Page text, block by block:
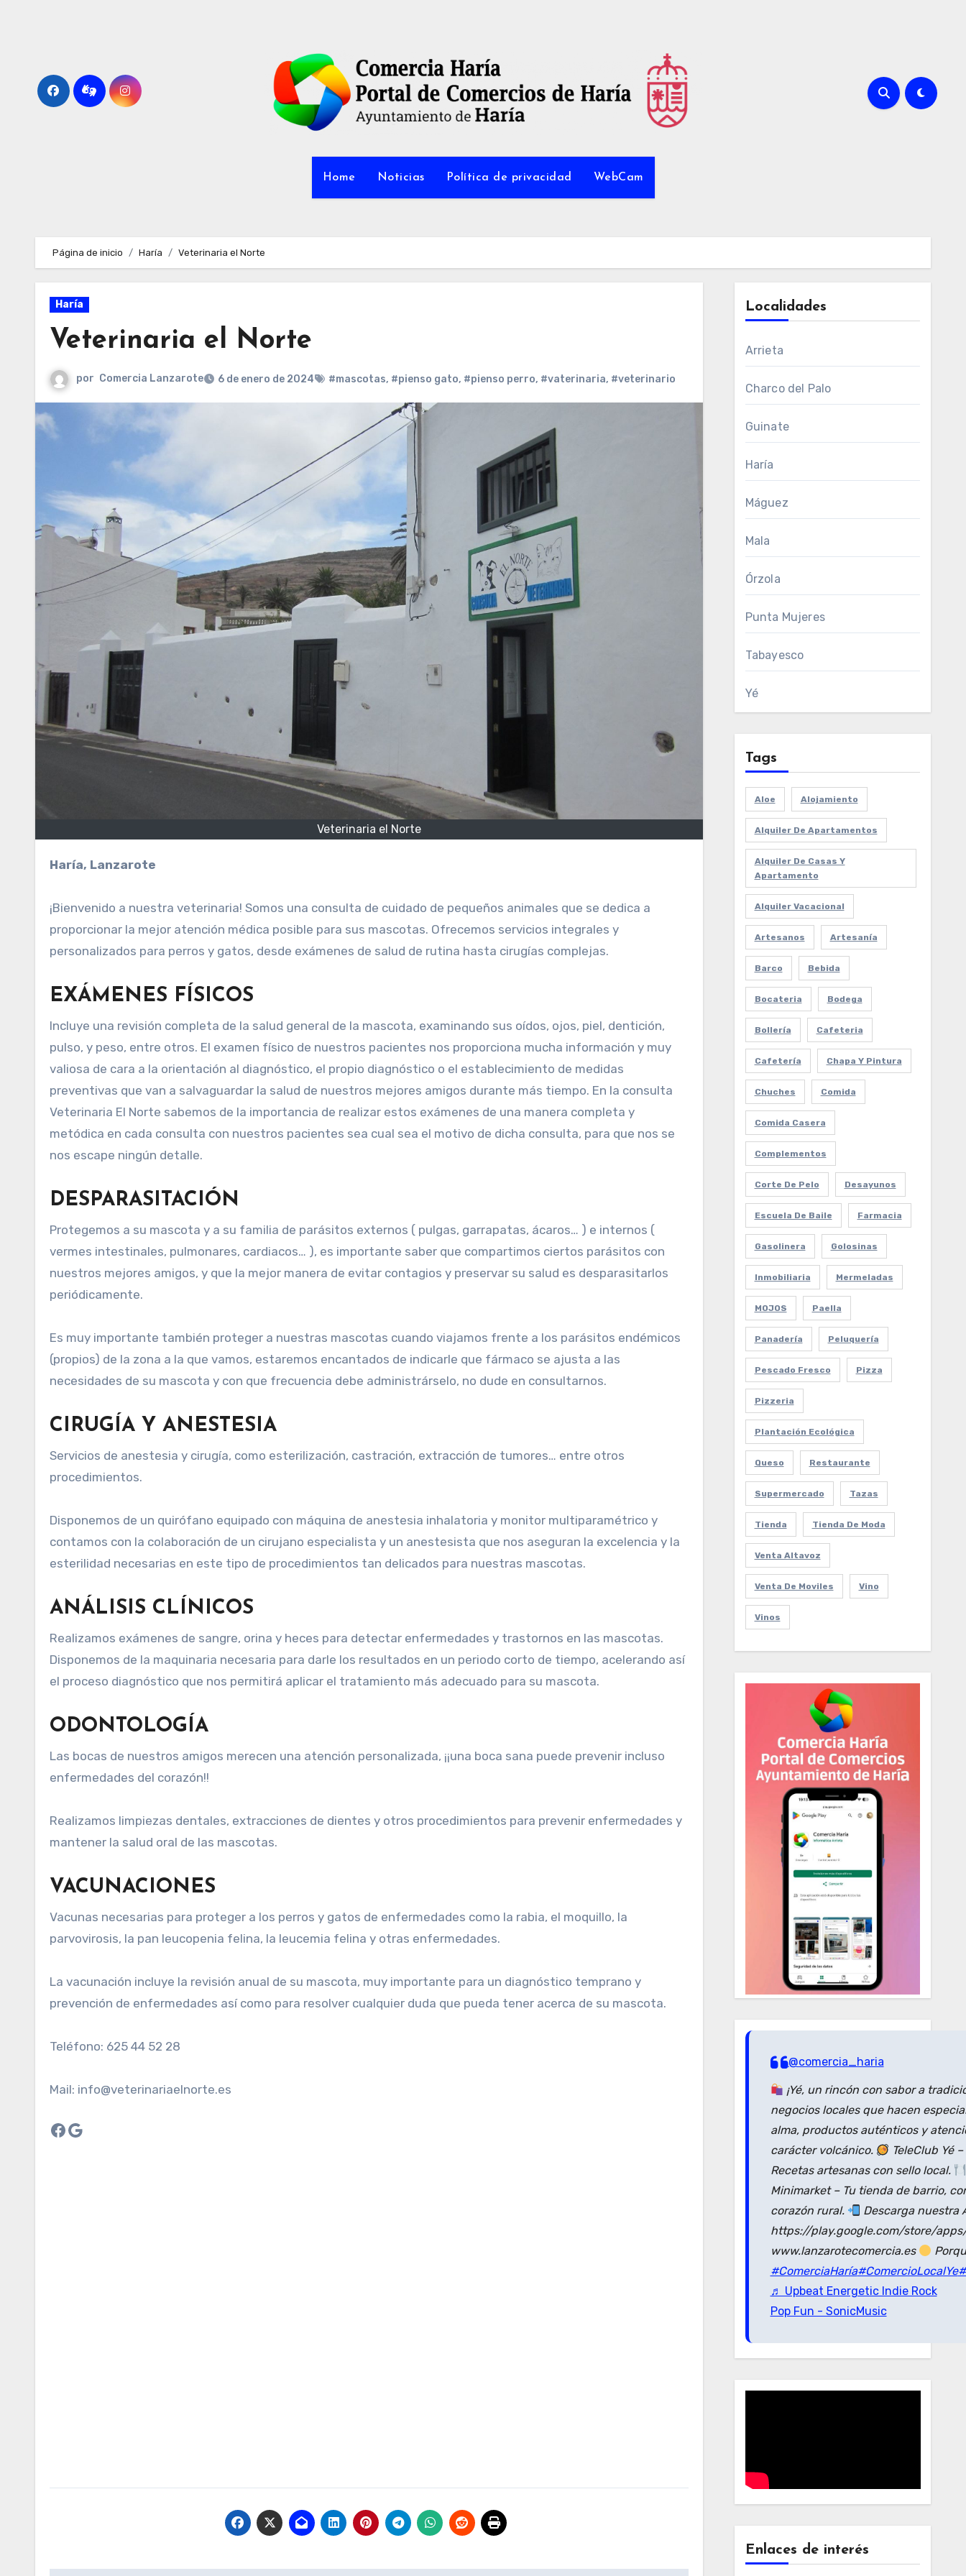
Home Noticias Política de privacidad WebCam
Página de inicio Haría Veterinaria el Norte
Haría
Veterinaria el Norte
por Comercia Lanzarote 6 de enero de 2024 #mascotas, #pienso gato, #pienso perro, #vaterinaria, #veterinario
Veterinaria el Norte
Haría, Lanzarote
¡Bienvenido a nuestra veterinaria! Somos una consulta de cuidado de pequeños animales que se dedica a
proporcionar la mejor atención médica posible para sus mascotas. Ofrecemos servicios integrales y
personalizados para perros y gatos, desde exámenes de salud de rutina hasta cirugías complejas.
EXÁMENES FÍSICOS
Incluye una revisión completa de la salud general de la mascota, examinando sus oídos, ojos, piel, dentición,
pulso, y peso, entre otros. El examen físico de nuestros pacientes nos proporciona mucha información y muy
valiosa de cara a la orientación al diagnóstico, el propio diagnóstico o el establecimiento de medidas
preventivas que van a salvaguardar la salud de nuestros mejores amigos durante más tiempo. En la consulta
Veterinaria El Norte sabemos de la importancia de realizar estos exámenes de una manera completa y
metódica en cada consulta con nuestros pacientes sea cual sea el motivo de dicha consulta, para que nos se
nos escape ningún detalle.
DESPARASITACIÓN
Protegemos a su mascota y a su familia de parásitos externos ( pulgas, garrapatas, ácaros… ) e internos (
vermes intestinales, pulmonares, cardiacos… ), es importante saber que compartimos ciertos parásitos con
nuestros mejores amigos, y que la mejor manera de evitar contagios y preservar su salud es desparasitarlos
periódicamente.
Es muy importante también proteger a nuestras mascotas cuando viajamos frente a los parásitos endémicos
(propios) de la zona a la que vamos, estaremos encantados de indicarle que fármaco se ajusta a las
necesidades de su mascota y con que frecuencia debe administrárselo, no dude en consultarnos.
CIRUGÍA Y ANESTESIA
Servicios de anestesia y cirugía, como esterilización, castración, extracción de tumores… entre otros
procedimientos.
Disponemos de un quirófano equipado con máquina de anestesia inhalatoria y monitor multiparamétrico y
contamos con la colaboración de un cirujano especialista y un anestesista que nos aseguran la excelencia y la
esterilidad necesarias en este tipo de procedimientos tan delicados para nuestras mascotas.
ANÁLISIS CLÍNICOS
Realizamos exámenes de sangre, orina y heces para detectar enfermedades y trastornos en las mascotas.
Disponemos de la maquinaria necesaria para darle los resultados en un periodo corto de tiempo, acelerando así
el proceso diagnóstico que nos permitirá aplicar el tratamiento más adecuado para su mascota.
ODONTOLOGÍA
Las bocas de nuestros amigos merecen una atención personalizada, ¡¡una boca sana puede prevenir incluso
enfermedades del corazón!!
Realizamos limpiezas dentales, extracciones de dientes y otros procedimientos para prevenir enfermedades y
mantener la salud oral de las mascotas.
VACUNACIONES
Vacunas necesarias para proteger a los perros y gatos de enfermedades como la rabia, el moquillo, la
parvovirosis, la pan leucopenia felina, la leucemia felina y otras enfermedades.
La vacunación incluye la revisión anual de su mascota, muy importante para un diagnóstico temprano y
prevención de enfermedades así como para resolver cualquier duda que pueda tener acerca de su mascota.
Teléfono: 625 44 52 28
Mail: info@veterinariaelnorte.es
Facebook
Google
Localidades
Arrieta
Charco del Palo
Guinate
Haría
Máguez
Mala
Órzola
Punta Mujeres
Tabayesco
Yé
Tags
Aloe Alojamiento
Alquiler De Apartamentos
Alquiler De Casas Y
Apartamento
Alquiler Vacacional
Artesanos Artesanía
Barco Bebida
Bocateria Bodega
Bollería Cafeteria
Cafetería Chapa Y Pintura
Chuches Comida
Comida Casera
Complementos
Corte De Pelo Desayunos
Escuela De Baile Farmacia
Gasolinera Golosinas
Inmobiliaria Mermeladas
MOJOS Paella
Panadería Peluquería
Pescado Fresco Pizza
Pizzeria
Plantación Ecológica
Queso Restaurante
Supermercado Tazas
Tienda Tienda De Moda
Venta Altavoz
Venta De Moviles Vino
Vinos
@comercia_haria
¡Yé, un rincón con sabor a
negocios locales que hacen
alma, productos auténticos y
carácter volcánico.
TeleClub Yé
Recetas artesanas con sello local.
Minimarket – Tu tienda de barrio,
corazón rural.
Descarga nuestra
https://play.google.com/store/
www.lanzarotecomercia.es
#ComerciaHaría#ComercioLocalYe
♬ Upbeat Energetic Indie Rock
Pop Fun - SonicMusic
Enlaces de interés